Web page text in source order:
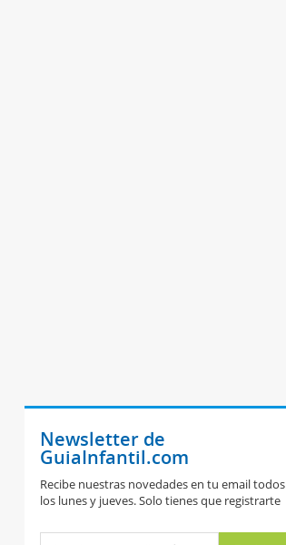
¿Por qué
tenemos hipo?
Newsletter de
GuiaInfantil.com
Recibe nuestras novedades en tu email todos
los lunes y jueves. Solo tienes que registrarte